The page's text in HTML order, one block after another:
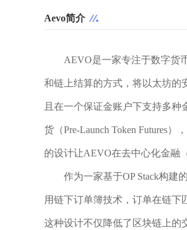
Aevo简介
AEVO是一家专注于数字货
和链上结算的方式，将以太坊的
且在一个保证金账户下支持多
货（Pre-Launch Token Futures
的设计让AEVO在去中心化金融
作为一家基于OP Stack构建
用链下订单簿技术，订单在链下
这种设计不仅降低了区块链上的